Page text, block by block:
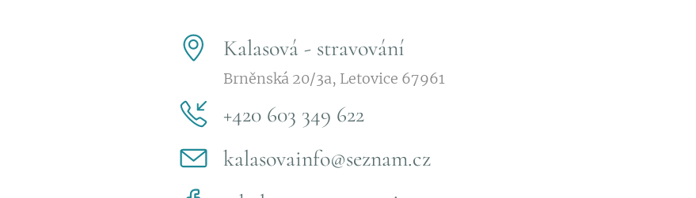
Kalasová - stravování
Brněnská 20/3a, Letovice 67961
+420 603 349 622
kalasovainfo@seznam.cz